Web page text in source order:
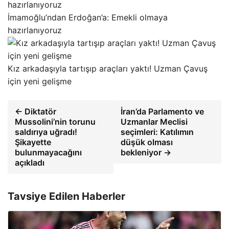
İmamoğlu’ndan Erdoğan’a: Emekli olmaya
hazırlanıyoruz
Kız arkadaşıyla tartışıp araçları yaktı! Uzman Çavuş
için yeni gelişme
← Diktatör
Mussolini’nin torunu
saldırıya uğradı!
Şikayette
bulunmayacağını
açıkladı
İran’da Parlamento ve
Uzmanlar Meclisi
seçimleri: Katılımın
düşük olması
bekleniyor →
Tavsiye Edilen Haberler